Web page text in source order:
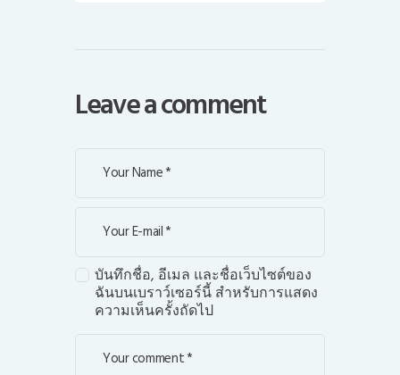
Leave a comment
บันทึกชื่อ, อีเมล และชื่อเว็บไซต์ของ
ฉันบนเบราว์เซอร์นี้ สำหรับการแสดง
ความเห็นครั้งถัดไป